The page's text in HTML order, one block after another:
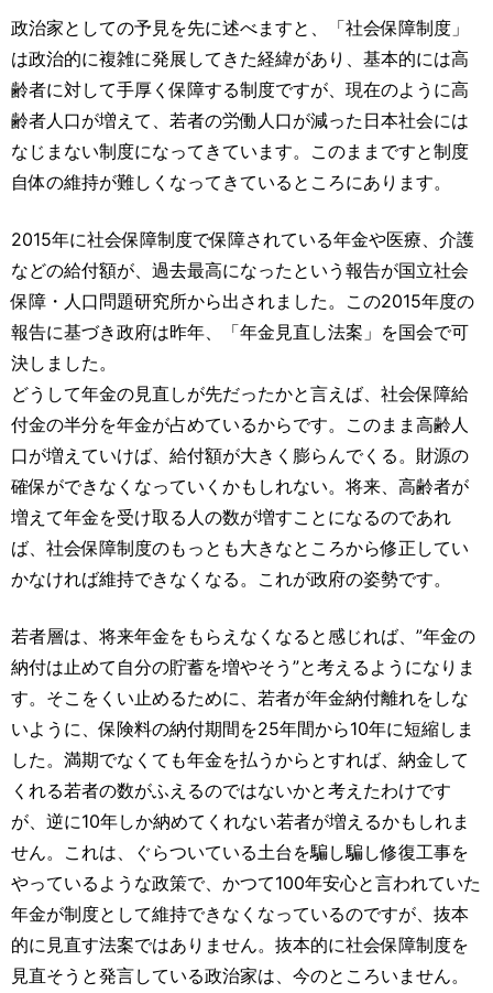
政治家としての予見を先に述べますと、「社会保障制度」
は政治的に複雑に発展してきた経緯があり、基本的には高
齢者に対して手厚く保障する制度ですが、現在のように高
齢者人口が増えて、若者の労働人口が減った日本社会には
なじまない制度になってきています。このままですと制度
自体の維持が難しくなってきているところにあります。
2015年に社会保障制度で保障されている年金や医療、介護
などの給付額が、過去最高になったという報告が国立社会
保障・人口問題研究所から出されました。この2015年度の
報告に基づき政府は昨年、「年金見直し法案」を国会で可
決しました。
どうして年金の見直しが先だったかと言えば、社会保障給
付金の半分を年金が占めているからです。このまま高齢人
口が増えていけば、給付額が大きく膨らんでくる。財源の
確保ができなくなっていくかもしれない。将来、高齢者が
増えて年金を受け取る人の数が増すことになるのであれ
ば、社会保障制度のもっとも大きなところから修正してい
かなければ維持できなくなる。これが政府の姿勢です。
若者層は、将来年金をもらえなくなると感じれば、”年金の
納付は止めて自分の貯蓄を増やそう”と考えるようになりま
す。そこをくい止めるために、若者が年金納付離れをしな
いように、保険料の納付期間を25年間から10年に短縮しま
した。満期でなくても年金を払うからとすれば、納金して
くれる若者の数がふえるのではないかと考えたわけです
が、逆に10年しか納めてくれない若者が増えるかもしれま
せん。これは、ぐらついている土台を騙し騙し修復工事を
やっているような政策で、かつて100年安心と言われていた
年金が制度として維持できなくなっているのですが、抜本
的に見直す法案ではありません。抜本的に社会保障制度を
見直そうと発言している政治家は、今のところいません。